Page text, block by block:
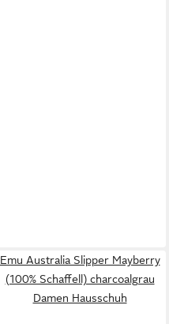
Emu Australia Slipper Mayberry
(100% Schaffell) charcoalgrau
Damen Hausschuh